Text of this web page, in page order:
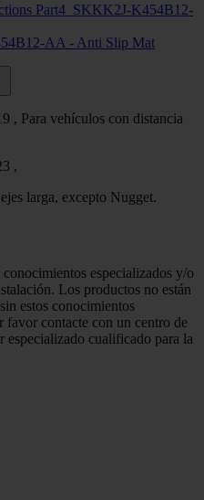
Part4_SKKK2J-K454B12-
AA - Anti Slip Mat
, Para vehículos con distancia
,
larga, excepto Nugget.
especializados y/o
Los productos no están
estos conocimientos
favor contacte con un centro de
cualificado para la